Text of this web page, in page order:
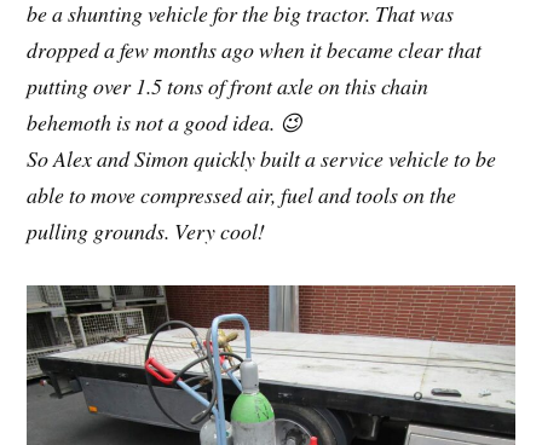
be a shunting vehicle for the big tractor. That was
dropped a few months ago when it became clear that
putting over 1.5 tons of front axle on this chain
behemoth is not a good idea. 😉
So Alex and Simon quickly built a service vehicle to be
able to move compressed air, fuel and tools on the
pulling grounds. Very cool!